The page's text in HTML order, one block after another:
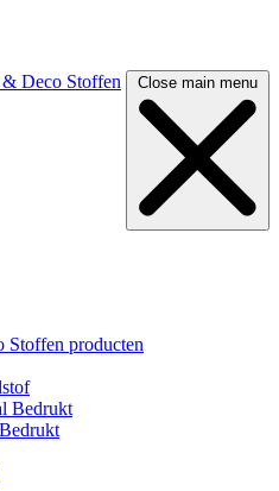
Deco Stoffen Close main menu
producten
Bedrukt